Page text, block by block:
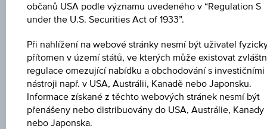
CENA PŘI SPLATNOSTI
100,00 %
DATUM EMISE
12.05.2023
DEN SPLATNOSTI
11.05.2026
občanů USA podle významu uvedeného v “Regulation S
under the U.S. Securities Act of 1933”.
Při nahlížení na webové stránky nesmí být uživatel
přítomen v území států, ve kterých může existovat
regulace omezující nabídku a obchodování s investičními
nástroji např. v USA, Austrálii, Kanadě nebo Japonsku.
Informace získané z těchto webových stránek nesmí být
přenášeny nebo distribuovány do USA, Austrálie, Kanady
nebo Japonska.